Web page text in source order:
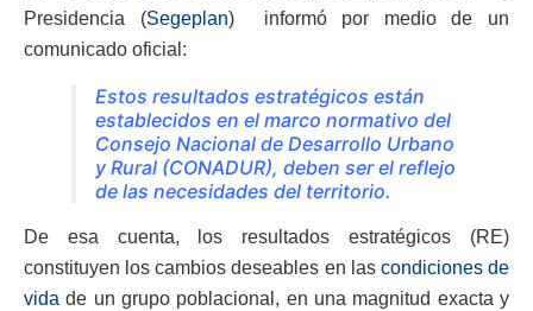
Presidencia (Segeplan)
informó por medio de un
comunicado oficial:
Estos resultados estratégicos están
establecidos en el marco normativo del
Consejo Nacional de Desarrollo Urbano
y Rural (CONADUR), deben ser el reflejo
de las necesidades del territorio.
De esa cuenta, los resultados estratégicos (RE)
constituyen los cambios deseables en las condiciones de
vida de un grupo poblacional, en una magnitud exacta y